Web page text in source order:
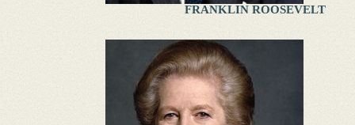
FRANKLIN ROOSEVELT